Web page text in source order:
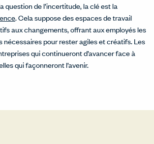
question de l’incertitude, la clé est la
. Cela suppose des espaces de travail
aux changements, offrant aux employés les
nécessaires pour rester agiles et créatifs. Les
qui continueront d’avancer face à
qui façonneront l’avenir.